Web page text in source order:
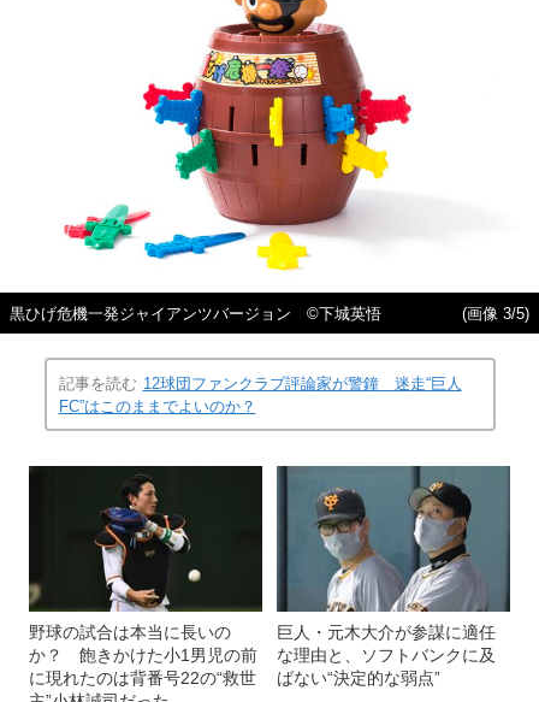
黒ひげ危機一発ジャイアンツバージョン ©下城英悟 (画像 3/5)
記事を読む 12球団ファンクラブ評論家が警鐘 迷走“巨人
FC”はこのままでよいのか？
野球の試合は本当に長いの
か？ 飽きかけた小1男児の前
に現れたのは背番号22の“救世
巨人・元木大介が参謀に適任
な理由と、ソフトバンクに及
ばない“決定的な弱点”